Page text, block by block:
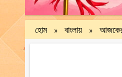
হোম » বাংলায় » আজকের